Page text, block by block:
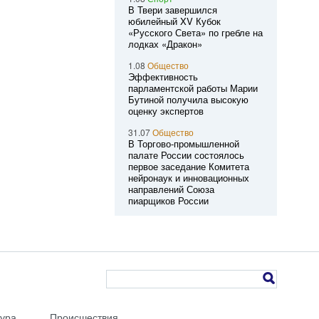
В Твери завершился
юбилейный XV Кубок
«Русского Света» по гребле на
лодках «Дракон»
1.08 Общество
Эффективность
парламентской работы Марии
Бутиной получила высокую
оценку экспертов
31.07Общество
В Торгово-промышленной
палате России состоялось
первое заседание Комитета
нейронаук и инновационных
направлений Союза
пиарщиков России